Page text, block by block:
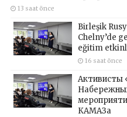
13 saat önce
Birleşik
Chelny’de
eğitim
16 saat önce
Активисты
КАМАЗа